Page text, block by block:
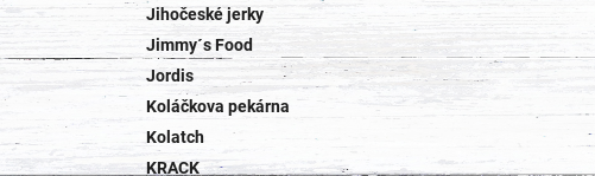
Jihočeské jerky
Jimmy´s Food
Jordis
Koláčkova pekárna
Kolatch
KRACK